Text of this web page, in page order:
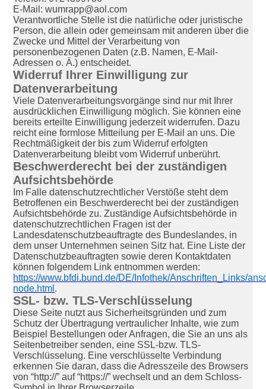
E-Mail: wumrapp@aol.com
Verantwortliche Stelle ist die natürliche oder juristische
Person, die allein oder gemeinsam mit anderen über die
Zwecke und Mittel der Verarbeitung von
personenbezogenen Daten (z.B. Namen, E-Mail-
Adressen o. Ä.) entscheidet.
Widerruf Ihrer Einwilligung zur
Datenverarbeitung
Viele Datenverarbeitungsvorgänge sind nur mit Ihrer
ausdrücklichen Einwilligung möglich. Sie können eine
bereits erteilte Einwilligung jederzeit widerrufen. Dazu
reicht eine formlose Mitteilung per E-Mail an uns. Die
Rechtmäßigkeit der bis zum Widerruf erfolgten
Datenverarbeitung bleibt vom Widerruf unberührt.
Beschwerderecht bei der zuständigen
Aufsichtsbehörde
Im Falle datenschutzrechtlicher Verstöße steht dem
Betroffenen ein Beschwerderecht bei der zuständigen
Aufsichtsbehörde zu. Zuständige Aufsichtsbehörde in
datenschutzrechtlichen Fragen ist der
Landesdatenschutzbeauftragte des Bundeslandes, in
dem unser Unternehmen seinen Sitz hat. Eine Liste der
Datenschutzbeauftragten sowie deren Kontaktdaten
können folgendem Link entnommen werden:
https://www.bfdi.bund.de/DE/Infothek/Anschriften_Links/
node.html .
SSL- bzw. TLS-Verschlüsselung
Diese Seite nutzt aus Sicherheitsgründen und zum
Schutz der Übertragung vertraulicher Inhalte, wie zum
Beispiel Bestellungen oder Anfragen, die Sie an uns als
Seitenbetreiber senden, eine SSL-bzw. TLS-
Verschlüsselung. Eine verschlüsselte Verbindung
erkennen Sie daran, dass die Adresszeile des Browsers
von “http://” auf “https://” wechselt und an dem Schloss-